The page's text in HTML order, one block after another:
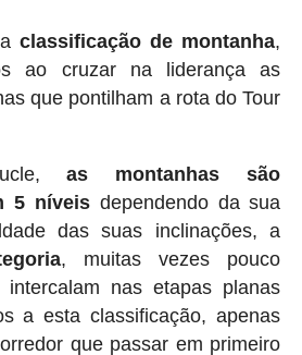
classificação de montanha,
ao cruzar na liderança as
que pontilham a rota do Tour
as montanhas são
5 níveisdependendo da sua
das suas inclinações, a
, muitas vezes pouco
nas etapas planas
a esta classificação, apenas
que passar em primeiro